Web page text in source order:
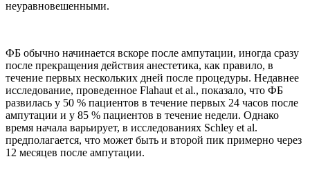
неуравновешенными.
ФБ обычно начинается вскоре после ампутации, иногда сразу
после прекращения действия анестетика, как правило, в
течение первых нескольких дней после процедуры. Недавнее
исследование, проведенное Flahaut et al., показало, что ФБ
развилась у 50 % пациентов в течение первых 24 часов после
ампутации и у 85 % пациентов в течение недели. Однако
время начала варьирует, в исследованиях Schley et al.
предполагается, что может быть и второй пик примерно через
12 месяцев после ампутации.